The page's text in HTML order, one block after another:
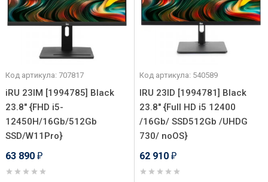
Код артикула: 707817
iRU 23IM [1994785] Black
23.8" {FHD i5-
12450H/16Gb/512Gb
SSD/W11Pro}
63 890 ₽
Код артикула: 540589
IRU 23ID [1994781] Black
23.8" {Full HD i5 12400
/16Gb/ SSD512Gb /UHDG
730/ noOS}
62 910 ₽